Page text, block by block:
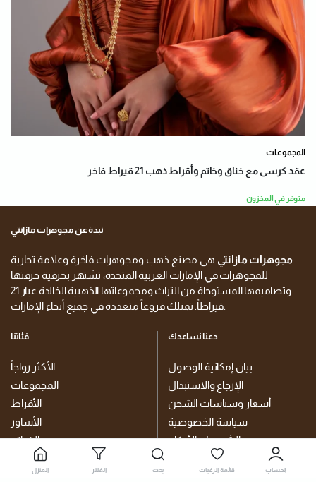
المجموعات
عقد كرسى مع خناق وخاتم وأقراط ذهب 21 قيراط فاخر
متوفر في المخزون
نبذة عن مجوهرات مازانتي
مجوهرات مازانتي هي مصنع ذهب ومجوهرات فاخرة وعلامة تجارية
للمجوهرات في الإمارات العربية المتحدة، تشتهر بحرفية حرفتها
وتصاميمها المستوحاة من التراث ومجموعاتها الذهبية الخالدة عيار 21
فئاتنا
الأكثر رواجاً
المجموعات
الأقراط
الأساور
الخواتم
خناقي
سلاسل الجسم والبطن
دعنا نساعدك
بيان إمكانية الوصول
الإرجاع والاستبدال
أسعار وسياسات الشحن
سياسة الخصوصية
الشروط والأحكام
قائمة الرغبات
المنزل الفلتر بحث قائمة الرغبات الحساب